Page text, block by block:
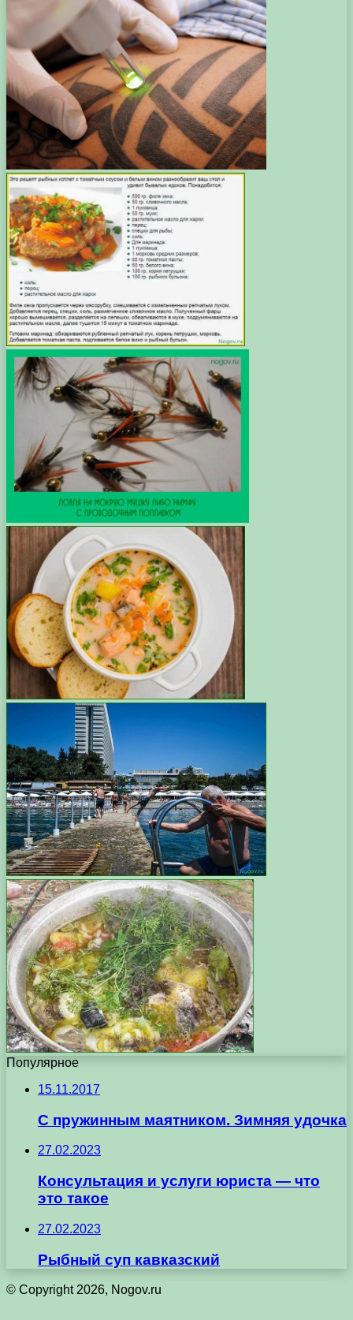
Популярное
15.11.2017
С пружинным маятником. Зимняя удочка
27.02.2023
Консультация и услуги юриста — что
это такое
27.02.2023
Рыбный суп кавказский
© Copyright 2026, Nogov.ru